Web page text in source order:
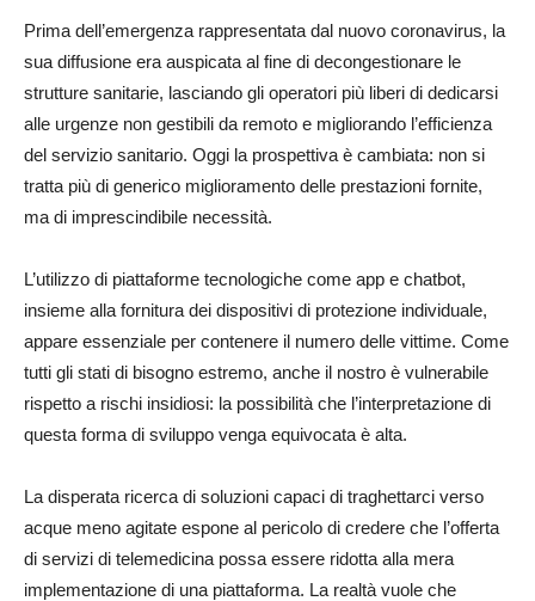
Prima dell’emergenza rappresentata dal nuovo coronavirus, la
sua diffusione era auspicata al fine di decongestionare le
strutture sanitarie, lasciando gli operatori più liberi di dedicarsi
alle urgenze non gestibili da remoto e migliorando l’efficienza
del servizio sanitario. Oggi la prospettiva è cambiata: non si
tratta più di generico miglioramento delle prestazioni fornite,
ma di imprescindibile necessità.
L’utilizzo di piattaforme tecnologiche come app e chatbot,
insieme alla fornitura dei dispositivi di protezione individuale,
appare essenziale per contenere il numero delle vittime. Come
tutti gli stati di bisogno estremo, anche il nostro è vulnerabile
rispetto a rischi insidiosi: la possibilità che l’interpretazione di
questa forma di sviluppo venga equivocata è alta.
La disperata ricerca di soluzioni capaci di traghettarci verso
acque meno agitate espone al pericolo di credere che l’offerta
di servizi di telemedicina possa essere ridotta alla mera
implementazione di una piattaforma. La realtà vuole che